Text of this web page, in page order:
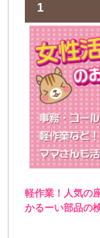
1
軽作業！人気の
かるーい部品の